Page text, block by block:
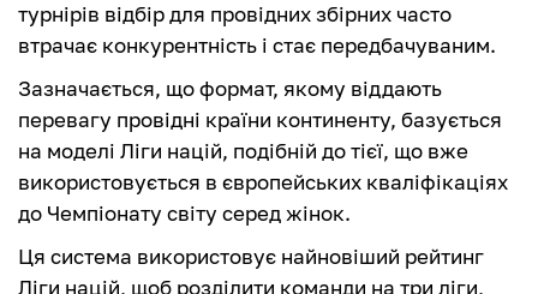
турнірів відбір для провідних збірних часто
втрачає конкурентність і стає передбачуваним.
Зазначається, що формат, якому віддають
перевагу провідні країни континенту, базується
на моделі Ліги націй, подібній до тієї, що вже
використовується в європейських кваліфікаціях
до Чемпіонату світу серед жінок.
Ця система використовує найновіший рейтинг
Ліги націй, щоб розділити команди на три ліги,